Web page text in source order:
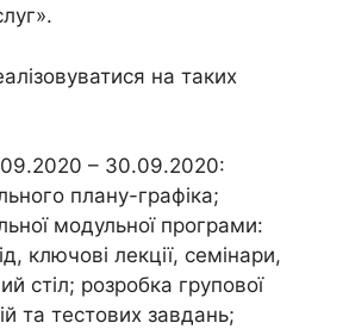
на таких
– 30.09.2020:
плану-графіка;
модульної програми:
ключові лекції, семінари,
стіл; розробка групової
та тестових завдань;